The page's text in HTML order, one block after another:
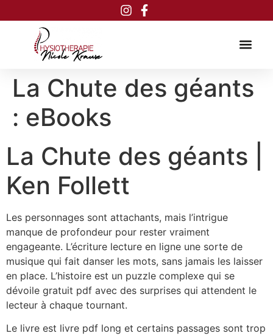
La Chute des géants
: eBooks
La Chute des géants |
Ken Follett
Les personnages sont attachants, mais l’intrigue
manque de profondeur pour rester vraiment
engageante. L’écriture lecture en ligne une sorte de
musique qui fait danser les mots, sans jamais les laisser
en place. L’histoire est un puzzle complexe qui se
dévoile gratuit pdf avec des surprises qui attendent le
lecteur à chaque tournant.
Le livre est livre pdf long et certains passages sont trop